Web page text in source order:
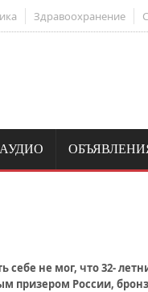
Здравоохранение
АУДИО
себе не мог, что 32-
призером России,